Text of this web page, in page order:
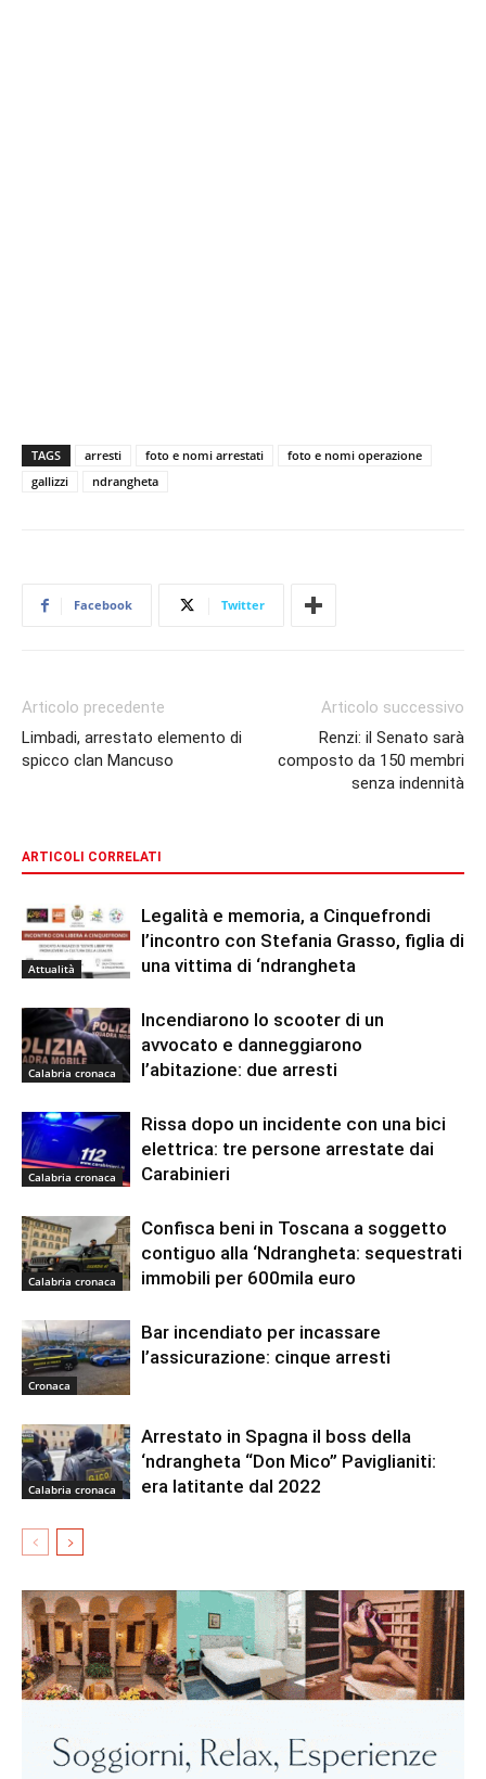
TAGS arresti foto e nomi arrestati
foto e nomi operazione
gallizzi
ndrangheta
Facebook Twitter
Articolo precedente
Limbadi, arrestato elemento di
spicco clan Mancuso
Articolo successivo
Renzi: il Senato sarà
composto da 150 membri
senza indennità
ARTICOLI CORRELATI
Attualità
Legalità e memoria, a Cinquefrondi
l’incontro con Stefania Grasso, figlia di
una vittima di ‘ndrangheta
Calabria cronaca
Incendiarono lo scooter di un
avvocato e danneggiarono
l’abitazione: due arresti
Calabria cronaca
Rissa dopo un incidente con una bici
elettrica: tre persone arrestate dai
Carabinieri
Calabria cronaca
Confisca beni in Toscana a soggetto
contiguo alla ‘Ndrangheta: sequestrati
immobili per 600mila euro
Cronaca
Bar incendiato per incassare
l’assicurazione: cinque arresti
Calabria cronaca
Arrestato in Spagna il boss della
‘ndrangheta “Don Mico” Paviglianiti:
era latitante dal 2022